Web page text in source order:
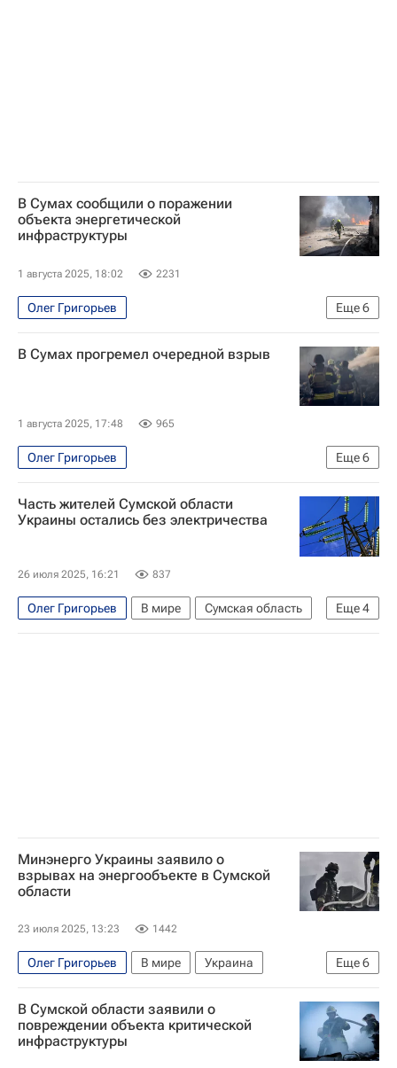
В Сумах сообщили о поражении
объекта энергетической
инфраструктуры
1 августа 2025, 18:02 2231
Еще6
Олег Григорьев
Специальная военная операция на Украине
Россия
Сумская область
Сумы
Вооруженные силы Украины
В Сумах прогремел очередной взрыв
1 августа 2025, 17:48 965
Еще6
Олег Григорьев
Специальная военная операция на Украине
Сумская область
Россия
Сумы
Вооруженные силы Украины
Часть жителей Сумской области
Украины остались без электричества
26 июля 2025, 16:21 837
Еще4
Олег Григорьев В мире
Сумская область
Украина
Россия
Дмитрий Песков
Минэнерго Украины заявило о
взрывах на энергообъекте в Сумской
области
23 июля 2025, 13:23 1442
Еще6
Олег Григорьев В мире
Украина
Россия
Дмитрий Песков
Сумская область
Министерство энергетики РФ (Минэнерго России)
Укрзализныця
Украинская железная дорога
В Сумской области заявили о
повреждении объекта критической
инфраструктуры